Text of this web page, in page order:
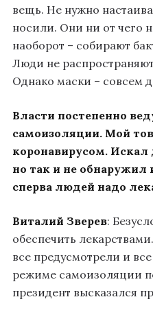
вещь. Не нужно
носили. Они ни от чего
наоборот – собирают
Люди не
Однако маски – совсем
Власти постепенно
самоизоляции. Мой
коронавирусом. Искал
но так и не обнаружил
сперва людей надо
Виталий Зверев:
обеспечить
все предусмотрели и
режиме самоизоляции
президент высказался